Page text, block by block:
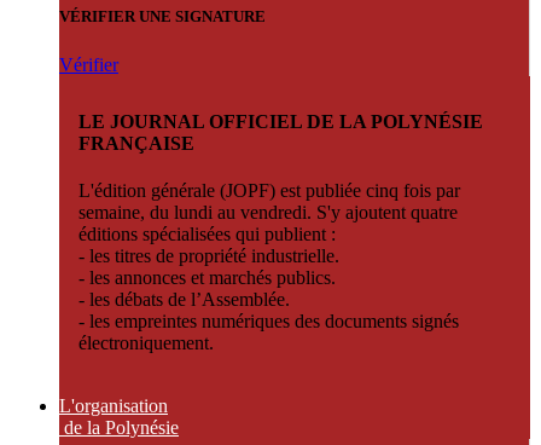
VÉRIFIER UNE SIGNATURE
Vérifier
LE JOURNAL OFFICIEL DE LA POLYNÉSIE
FRANÇAISE
L'édition générale (JOPF) est publiée cinq fois par
semaine, du lundi au vendredi. S'y ajoutent quatre
éditions spécialisées qui publient :
- les titres de propriété industrielle.
- les annonces et marchés publics.
- les débats de l’Assemblée.
- les empreintes numériques des documents signés
électroniquement.
L'organisation
de la Polynésie